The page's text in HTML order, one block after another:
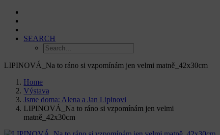
SEARCH
LIPINOVÁ_Na to ráno si vzpomínám jen velmi matně_42x30cm
Home
Výstava
Jsme doma: Alena a Jan Lipinovi
LIPINOVÁ_Na to ráno si vzpomínám jen velmi
matně_42x30cm